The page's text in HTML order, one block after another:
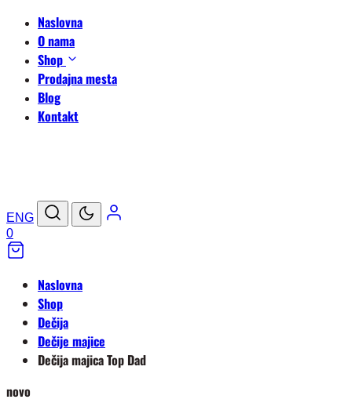
Naslovna
O nama
Shop
Prodajna mesta
Blog
Kontakt
ENG
0
Naslovna
Shop
Dečija
Dečije majice
Dečija majica Top Dad
novo